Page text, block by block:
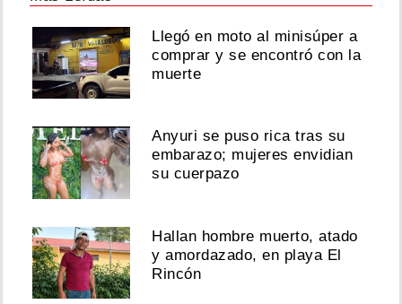
Agosto
02,
2026
¡Jodieron
la
fiesta!
Suspenden
baile
Canoso
en
La
Chorrera
tras
Llegó en moto al minisúper a
comprar y se encontró con la
muerte
Anyuri se puso rica tras su
embarazo; mujeres envidian
su cuerpazo
Hallan hombre muerto, atado
y amordazado, en playa El
Rincón